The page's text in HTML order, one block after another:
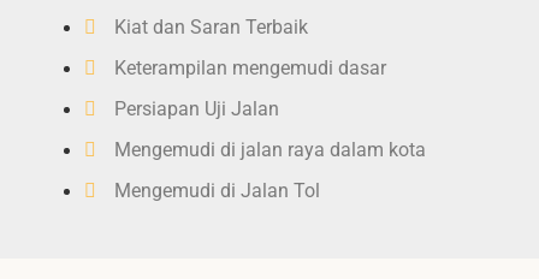
Kiat dan Saran Terbaik
Keterampilan mengemudi dasar
Persiapan Uji Jalan
Mengemudi di jalan raya dalam kota
Mengemudi di Jalan Tol